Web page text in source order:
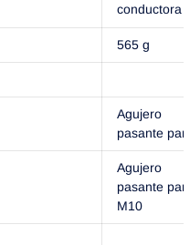
conductora
565 g
Agujero
pasante
Agujero
pasante
M10